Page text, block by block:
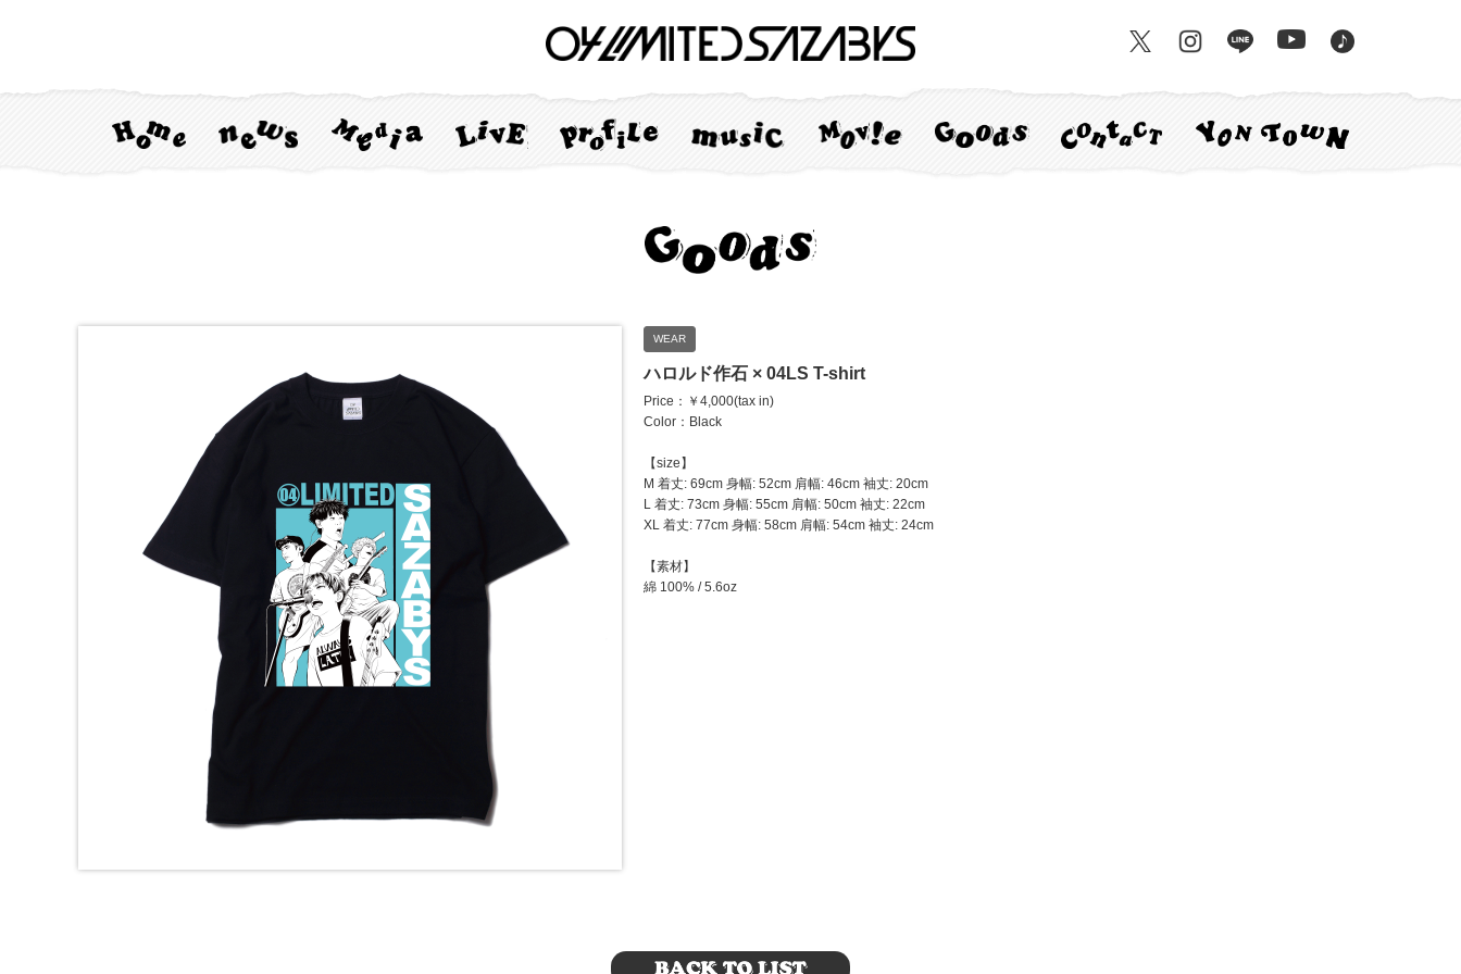
WEAR
ハロルド作石 × 04LS T-shirt
Price：￥4,000(tax in)
Color：Black
【size】
M 着丈: 69cm 身幅: 52cm 肩幅: 46cm 袖丈: 20cm
L 着丈: 73cm 身幅: 55cm 肩幅: 50cm 袖丈: 22cm
XL 着丈: 77cm 身幅: 58cm 肩幅: 54cm 袖丈: 24cm
【素材】
綿 100% / 5.6oz